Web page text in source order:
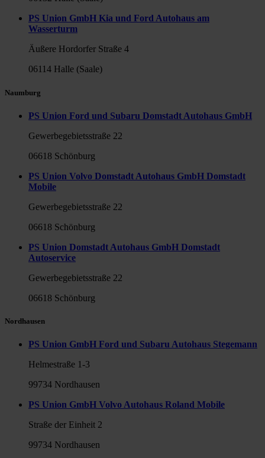
PS Union GmbH Kia und Ford Autohaus am
Wasserturm
Äußere Hordorfer Straße 4
06114 Halle (Saale)
Naumburg
PS Union Ford und Subaru Domstadt Autohaus GmbH
Gewerbegebietsstraße 22
06618 Schönburg
PS Union Volvo Domstadt Autohaus GmbH Domstadt
Mobile
Gewerbegebietsstraße 22
06618 Schönburg
PS Union Domstadt Autohaus GmbH Domstadt
Autoservice
Gewerbegebietsstraße 22
06618 Schönburg
Nordhausen
PS Union GmbH Ford und Subaru Autohaus Stegemann
Helmestraße 1-3
99734 Nordhausen
PS Union GmbH Volvo Autohaus Roland Mobile
Straße der Einheit 2
99734 Nordhausen